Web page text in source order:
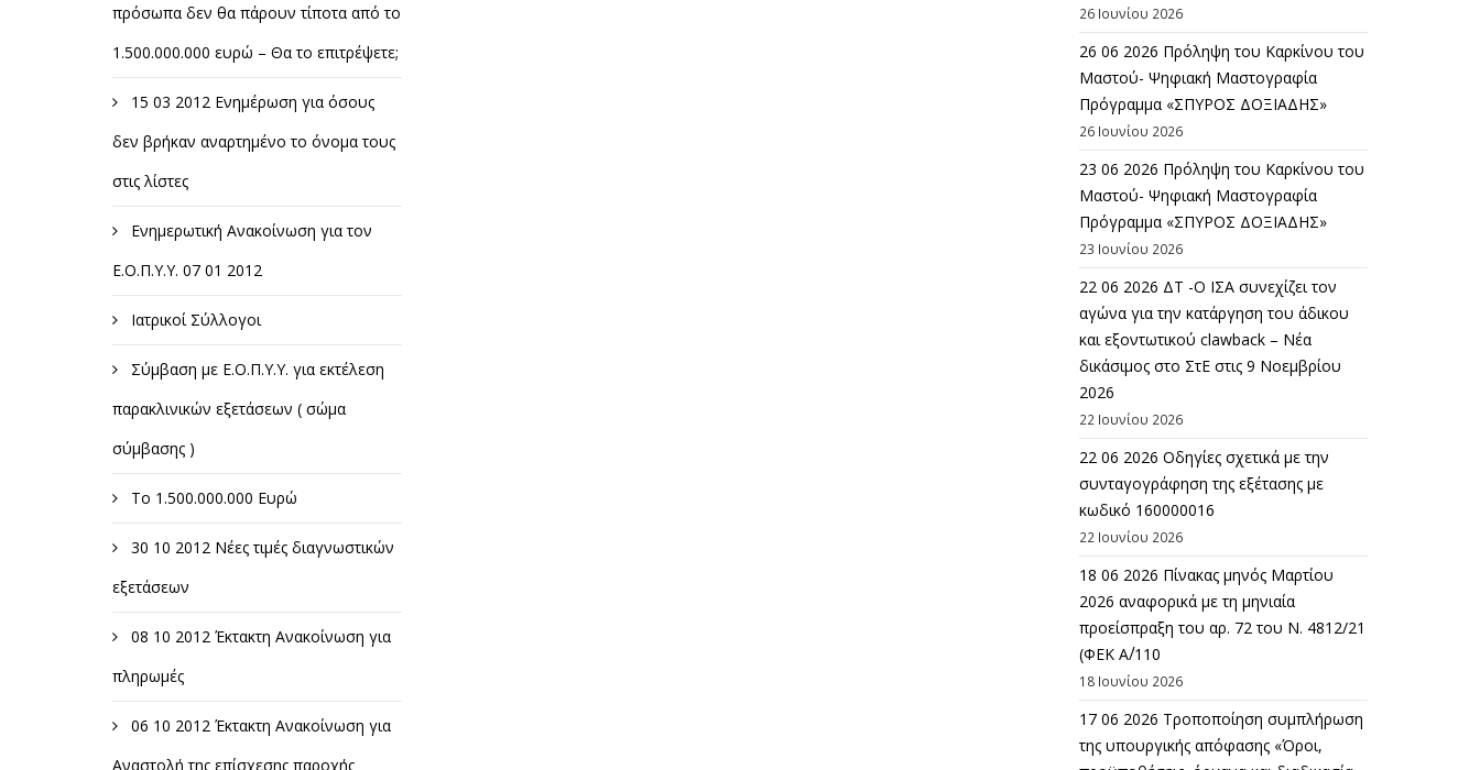
πρόσωπα δεν θα πάρουν τίποτα από το
1.500.000.000 ευρώ – Θα το επιτρέψετε;
15 03 2012 Ενημέρωση για όσους
δεν βρήκαν αναρτημένο το όνομα τους
στις λίστες
Ενημερωτική Ανακοίνωση για τον
Ε.Ο.Π.Υ.Υ. 07 01 2012
Ιατρικοί Σύλλογοι
Σύμβαση με Ε.Ο.Π.Υ.Υ. για εκτέλεση
παρακλινικών εξετάσεων ( σώμα
σύμβασης )
Το 1.500.000.000 Ευρώ
30 10 2012 Νέες τιμές διαγνωστικών
εξετάσεων
08 10 2012 Έκτακτη Ανακοίνωση για
πληρωμές
06 10 2012 Έκτακτη Ανακοίνωση για
Αναστολή της επίσχεσης παροχής
26 Ιουνίου 2026
26 06 2026 Πρόληψη του Καρκίνου του
Μαστού- Ψηφιακή Μαστογραφία
Πρόγραμμα «ΣΠΥΡΟΣ ΔΟΞΙΑΔΗΣ»
26 Ιουνίου 2026
23 06 2026 Πρόληψη του Καρκίνου του
Μαστού- Ψηφιακή Μαστογραφία
Πρόγραμμα «ΣΠΥΡΟΣ ΔΟΞΙΑΔΗΣ»
23 Ιουνίου 2026
22 06 2026 ΔΤ -Ο ΙΣΑ συνεχίζει τον
αγώνα για την κατάργηση του άδικου
και εξοντωτικού clawback – Νέα
δικάσιμος στο ΣτΕ στις 9 Νοεμβρίου
2026
22 Ιουνίου 2026
22 06 2026 Οδηγίες σχετικά με την
συνταγογράφηση της εξέτασης με
κωδικό 160000016
22 Ιουνίου 2026
18 06 2026 Πίνακας μηνός Μαρτίου
2026 αναφορικά με τη μηνιαία
προείσπραξη του αρ. 72 του Ν. 4812/21
(ΦΕΚ Α΄/110
18 Ιουνίου 2026
17 06 2026 Τροποποίηση συμπλήρωση
της υπουργικής απόφασης «Όροι,